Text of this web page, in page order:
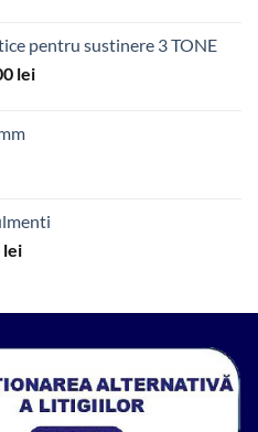
216.53 lei.
pentru sustinere 3 TONE
lei.
leiPrețul
lei.
leiPrețul
450.00 lei.